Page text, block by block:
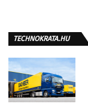
TECHNOKRATA.HU